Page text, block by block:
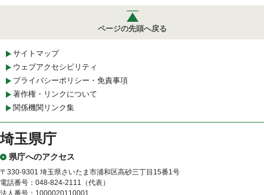
ページの先頭へ戻る
サイトマップ
ウェブアクセシビリティ
プライバシーポリシー・免責事項
著作権・リンクについて
関係機関リンク集
埼玉県庁
県庁へのアクセス
〒330-9301 埼玉県さいたま市浦和区高砂三丁目15番1号
電話番号：048-824-2111（代表）
法人番号：1000020110001